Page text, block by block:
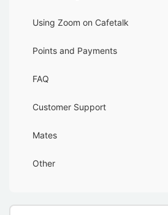
Using Zoom on Cafetalk
Points and Payments
FAQ
Customer Support
Mates
Other